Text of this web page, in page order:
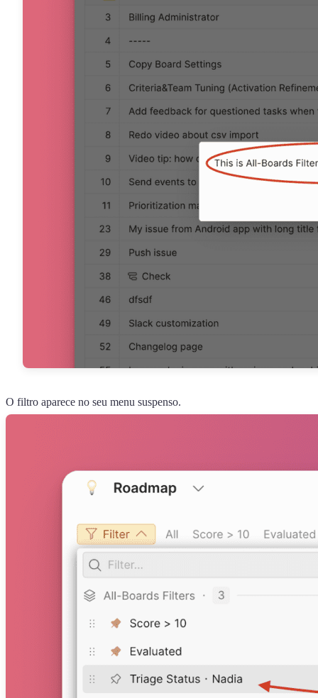
O filtro aparece no seu menu suspenso.